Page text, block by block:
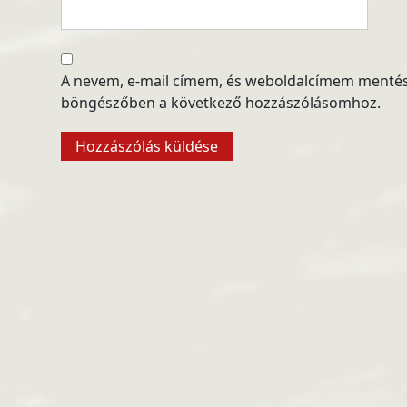
A nevem, e-mail címem, és weboldalcímem
böngészőben a következő hozzászólásomhoz.